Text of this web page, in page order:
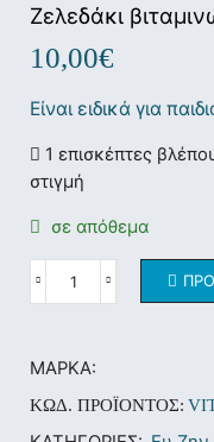
Ζελεδάκι
10,00€
Είναι ειδικά για
1 επισκέπτες
στιγμή
σε απόθεμα
ΜΆΡΚΑ:
ΚΩΔ. ΠΡΟΪΌΝΤΟΣ: